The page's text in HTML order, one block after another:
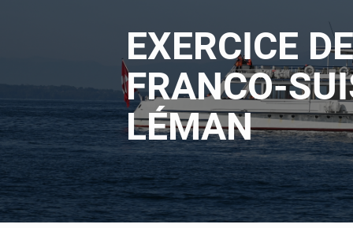
EXERCICE
FRANCO-
LÉMAN